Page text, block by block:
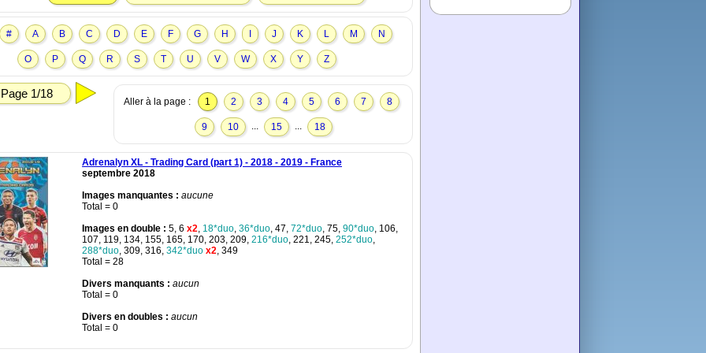
# A B C D E F G H J K L M N
O P Q R S T U V W X Y Z
Page 1/18
Aller à la page : 1 2 3 4 5 6 7 8
9 10 ... 15 ... 18
Adrenalyn XL - Trading Card (part 1) - 2018 - 2019 - France
septembre 2018
Images manquantes : aucune
Total = 0
Images en double : 5, 6 x2, 18*duo, 36*duo, 47, 72*duo, 75, 90*duo, 106,
107, 119, 134, 155, 165, 170, 203, 209, 216*duo, 221, 245, 252*duo,
288*duo, 309, 316, 342*duo x2, 349
Total = 28
Divers manquants : aucun
Total = 0
Divers en doubles : aucun
Total = 0